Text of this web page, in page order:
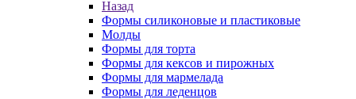
Назад
Формы силиконовые и пластиковые
Молды
Формы для торта
Формы для кексов и пирожных
Формы для мармелада
Формы для леденцов